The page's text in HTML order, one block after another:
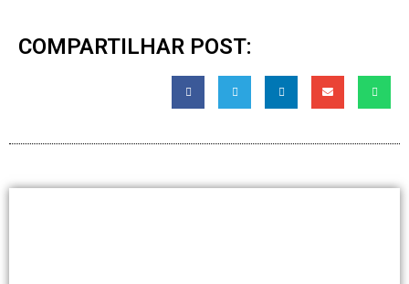
COMPARTILHAR POST: